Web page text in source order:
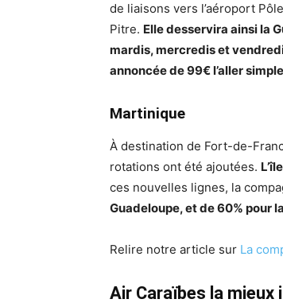
de liaisons vers l’aéroport
Pitre. Elle desservira ainsi la
mardis, mercredis et
annoncée de 99€ l’aller simple
Martinique
À destination de Fort-de-
rotations ont été ajoutées.
ces nouvelles lignes, la
Guadeloupe, et de 60% pour
Relire notre article sur La
Air Caraïbes la mieux